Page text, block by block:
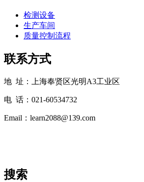
检测设备
生产车间
质量控制流程
联系方式
地 址：上海奉贤区光明A3工业区
电 话：021-60534732
Email：learn2088@139.com
搜索